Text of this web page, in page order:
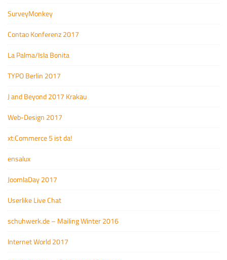
SurveyMonkey
Contao Konferenz 2017
La Palma/Isla Bonita
TYPO Berlin 2017
J and Beyond 2017 Krakau
Web-Design 2017
xt:Commerce 5 ist da!
ensalux
JoomlaDay 2017
Userlike Live Chat
schuhwerk.de – Mailing Winter 2016
Internet World 2017